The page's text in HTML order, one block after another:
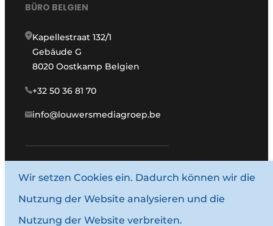
BÜRO BELGIEN
Kapellestraat 132/1
Gebäude G
8020 Oostkamp Belgien
+32 50 36 81 70
info@louwersmediagroep.be
www.louwersmediagroep.com
© 1987–2026 Louwersmediagroep.
Allgemeine Bedingungen und Konditionen
Wir setzen Cookies ein. Dadurch können wir die
Nutzung der Website analysieren und die
Nutzung der Website verbreiten.